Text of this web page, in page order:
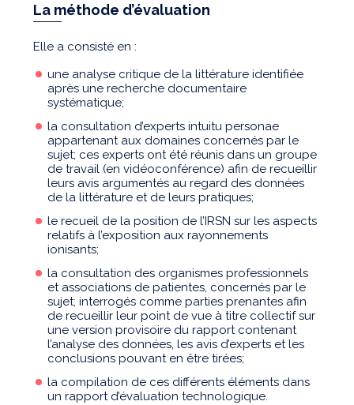
La méthode d’évaluation
Elle a consisté en :
une analyse critique de la littérature identifiée
après une recherche documentaire
systématique;
la consultation d’experts intuitu personae
appartenant aux domaines concernés par le
sujet; ces experts ont été réunis dans un groupe
de travail (en vidéoconférence) afin de recueillir
leurs avis argumentés au regard des données
de la littérature et de leurs pratiques;
le recueil de la position de l’IRSN sur les aspects
relatifs à l’exposition aux rayonnements
ionisants;
la consultation des organismes professionnels
et associations de patientes, concernés par le
sujet; interrogés comme parties prenantes afin
de recueillir leur point de vue à titre collectif sur
une version provisoire du rapport contenant
l’analyse des données, les avis d’experts et les
conclusions pouvant en être tirées;
la compilation de ces différents éléments dans
un rapport d’évaluation technologique.